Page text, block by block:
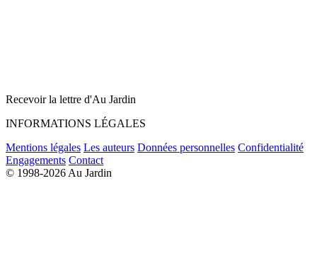
Recevoir la lettre d'Au Jardin
INFORMATIONS LÉGALES
Mentions légales Les auteurs Données personnelles Confidentialité
Engagements Contact
© 1998-2026 Au Jardin